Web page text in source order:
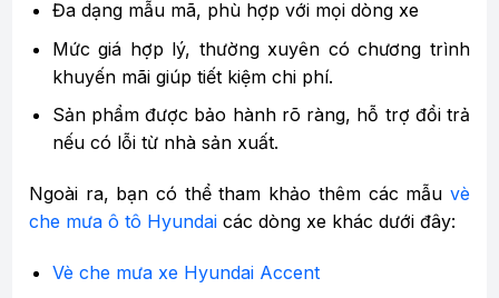
Đa dạng mẫu mã, phù hợp với mọi dòng xe
Mức giá hợp lý, thường xuyên có chương trình
khuyến mãi giúp tiết kiệm chi phí.
Sản phẩm được bảo hành rõ ràng, hỗ trợ đổi trả
nếu có lỗi từ nhà sản xuất.
Ngoài ra, bạn có thể tham khảo thêm các mẫu vè
che mưa ô tô Hyundai các dòng xe khác dưới đây:
Vè che mưa xe Hyundai Accent